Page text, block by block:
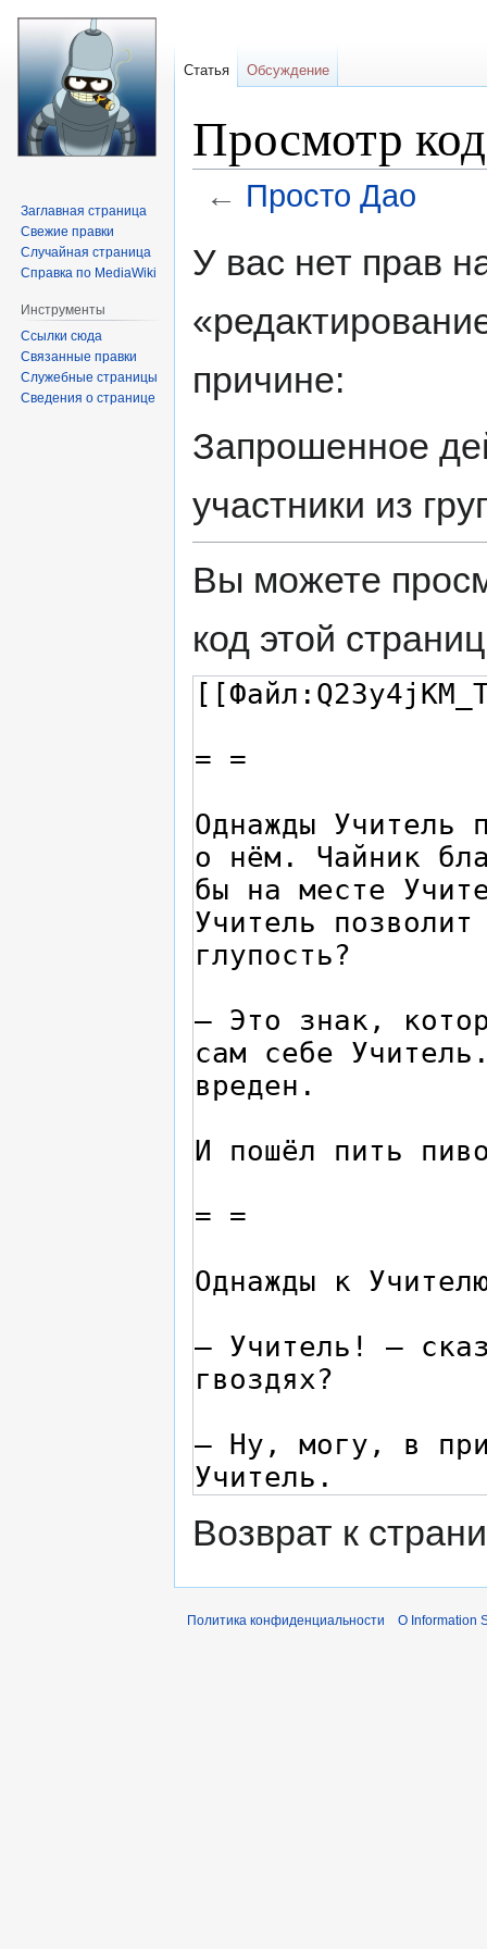
Просмотр
← Просто Дао
ккУ вас нет прав
причине:
Запрошенное
участники из
Вы можете
код этой
Возврат к
Статья Обсуждение
Заглавная страница
Свежие правки
Случайная страница
Справка по MediaWiki
Инструменты
Ссылки сюда
Связанные правки
Служебные страницы
Сведения о странице
Политика конфиденциальности О Information